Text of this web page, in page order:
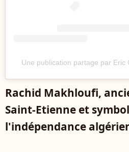
Une publication partage par Eric
Rachid Makhloufi,
Saint-Etienne et
l'indépendance